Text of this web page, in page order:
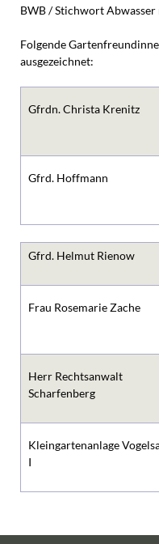
BWB / Stichwort Abwasser
Folgende
ausgezeichnet:
Gfrdn. Christa Krenitz
Gfrd. Hoffmann
Gfrd. Helmut Rienow
Frau Rosemarie Zache
Herr Rechtsanwalt
Scharfenberg
Kleingartenanlage
I